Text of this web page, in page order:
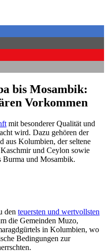
bis Mosambik:
Vorkommen
mit besonderer Qualität und
wird. Dazu gehören der
aus Kolumbien, der seltene
und Ceylon sowie
Burma und Mosambik.
den teuersten und wertvollsten
die Gemeinden Muzo,
in Kolumbien, wo
Bedingungen zur